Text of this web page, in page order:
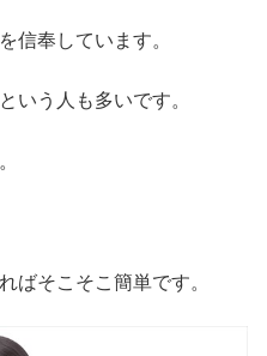
信奉しています。
いう人も多いです。
ばそこそこ簡単です。